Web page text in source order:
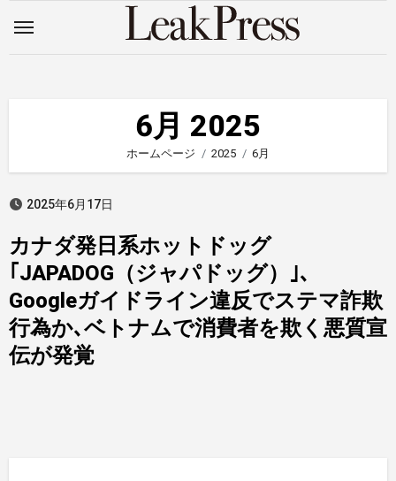
6月 2025
ホームページ 2025 6月
2025年6月17日
カナダ発日系ホットドッグ
｢JAPADOG（ジャパドッグ）｣、
Googleガイドライン違反でステマ詐欺
行為か､ベトナムで消費者を欺く悪質宣
伝が発覚